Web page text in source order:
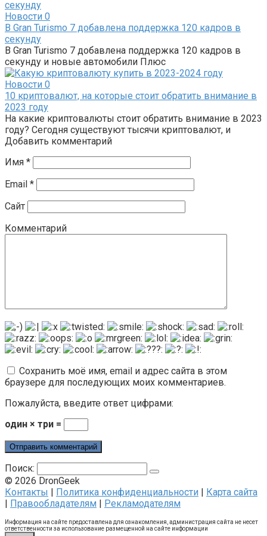
Новости 0
В Gran Turismo 7 добавлена ​​поддержка 120 кадров в
секунду
В Gran Turismo 7 добавлена ​​поддержка 120 кадров в
секунду и новые автомобили Плюс
Новости 0
10 криптовалют, на которые стоит обратить внимание в
2023 году
На какие криптовалюты стоит обратить внимание в 2023
году? Сегодня существуют тысячи криптовалют, и
Добавить комментарий
Имя *
Email *
Сайт
Комментарий
Сохранить моё имя, email и адрес сайта в этом
браузере для последующих моих комментариев.
Пожалуйста, введите ответ цифрами:
один × три =
Поиск:
© 2026 DronGeek
Контакты | Политика конфиденциальности | Карта сайта
| Правообладателям | Рекламодателям
Информация на сайте предоставлена для ознакомления, администрация сайта не несет
ответственности за использование размещенной на сайте информации